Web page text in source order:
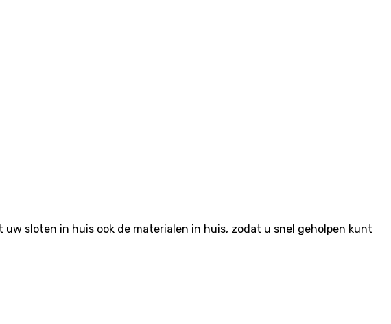
uw sloten in huis ook de materialen in huis, zodat u snel geholpen kunt